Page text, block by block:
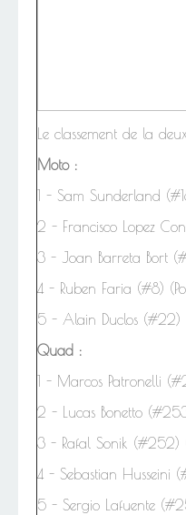
Le classement de la
Moto :
- Sam Sunderland
2 - Francisco Lopez
3 - Joan Barreta Bort
4 - Ruben Faria (#8)
5 - Alain Duclos (#22)
Quad :
1 - Marcos Patronelli
2 - Lucas Bonetto
3 - Rafal Sonik (#252)
4 - Sebastian Husseini
5 - Sergio Lafuente